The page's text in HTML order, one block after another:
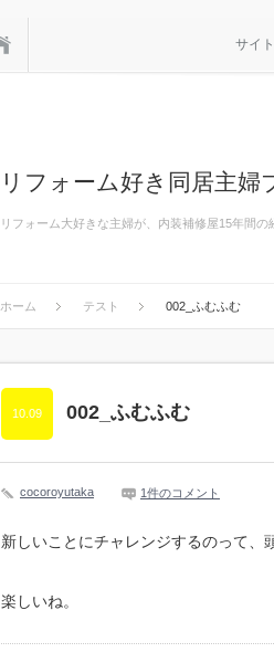
サイ
リフォーム好き同居主婦
リフォーム大好きな主婦が、内装補修屋15年間
ホーム テスト 002_ふむふむ
002_ふむふむ
10.09
cocoroyutaka 1件のコメント
新しいことにチャレンジするのって、
楽しいね。